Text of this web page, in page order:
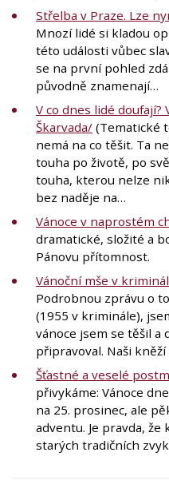
Střelba v Praze. Lze
Mnozí lidé si kladou
této události vůbec
se na první pohled zdá
původně znamenají…
V co dnes lidé doufají?
Škarvada/ (Tematické
nemá na co těšit. Ta
touha po životě, po
touha, kterou nelze
bez naděje na…
Vánoce v naprostém
dramatické, složité a
Pánovu přítomnost.
Vánoční mše v
Podrobnou zprávu o
(1955 v kriminále),
vánoce jsem se těšil a
připravoval. Naši
Šťastné a veselé
přivykáme: Vánoce
na 25. prosinec, ale
adventu. Je pravda,
starých tradičních